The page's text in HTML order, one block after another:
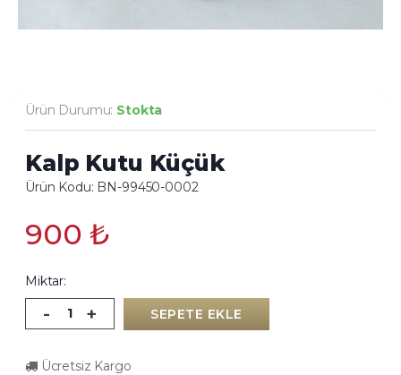
Ürün Durumu: Stokta
Kalp Kutu Küçük
Ürün Kodu: BN-99450-0002
900 ₺
Miktar:
- + SEPETE EKLE
Ücretsiz Kargo